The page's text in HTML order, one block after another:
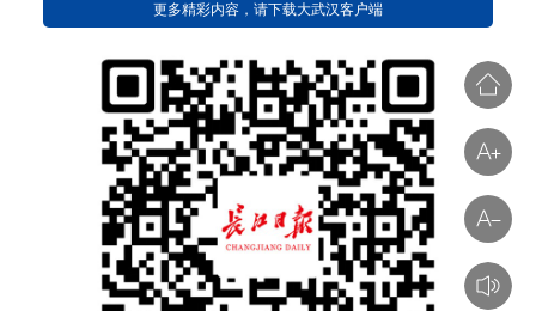
更多精彩内容，请下载大武汉客户端